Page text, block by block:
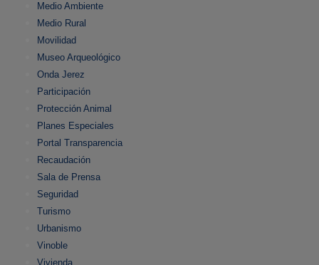
Medio Ambiente
Medio Rural
Movilidad
Museo Arqueológico
Onda Jerez
Participación
Protección Animal
Planes Especiales
Portal Transparencia
Recaudación
Sala de Prensa
Seguridad
Turismo
Urbanismo
Vinoble
Vivienda